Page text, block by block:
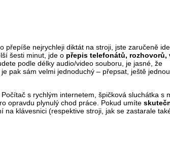
přepíše nejrychleji diktát na stroji, jste zaručeně
šesti minut, jde o přepis telefonátů, rozhovorů,
podle délky audio/video souboru, je jasné, že
pak sám velmi jednoduchý – přepsat, ještě jednou
. Počítač s rychlým internetem, špičková sluchátka s
opravdu plynulý chod práce. Pokud umíte
klávesnici (respektive stroji, jak se zastarale